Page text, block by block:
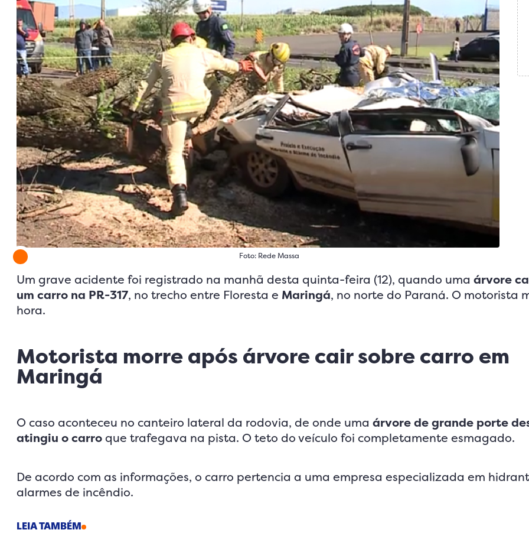
Foto: Rede Massa
Um grave acidente foi registrado na manhã desta quinta-feira (12), quando uma árvore
um carro na PR-317, no trecho entre Floresta e Maringá, no norte do Paraná. O motorista
hora.
Motorista morre após árvore cair sobre carro em
Maringá
O caso aconteceu no canteiro lateral da rodovia, de onde uma árvore de grande porte
atingiu o carroque trafegava na pista. O teto do veículo foi completamente esmagado.
De acordo com as informações, o carro pertencia a uma empresa especializada em
alarmes de incêndio.
LEIA TAMBÉM